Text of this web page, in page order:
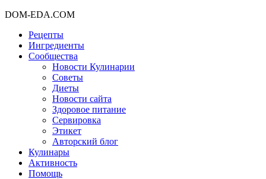
DOM-EDA.COM
Рецепты
Ингредиенты
Сообщества
Новости Кулинарии
Советы
Диеты
Новости сайта
Здоровое питание
Сервировка
Этикет
Авторский блог
Кулинары
Активность
Помощь